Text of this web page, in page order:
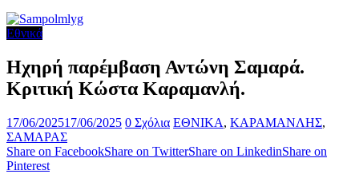
Εθνικά
Ηχηρή παρέμβαση Αντώνη Σαμαρά.
Κριτική Κώστα Καραμανλή.
17/06/202517/06/2025 0 Σχόλια ΕΘΝΙΚΑ, ΚΑΡΑΜΑΝΛΗΣ,
ΣΑΜΑΡΑΣ
Share on FacebookShare on TwitterShare on LinkedinShare on
Pinterest